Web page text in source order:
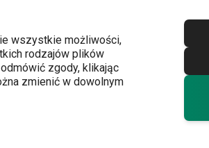
wszystkie możliwości,
rodzajów plików
zgody, klikając
zmienić w dowolnym
Blog
Ulubione